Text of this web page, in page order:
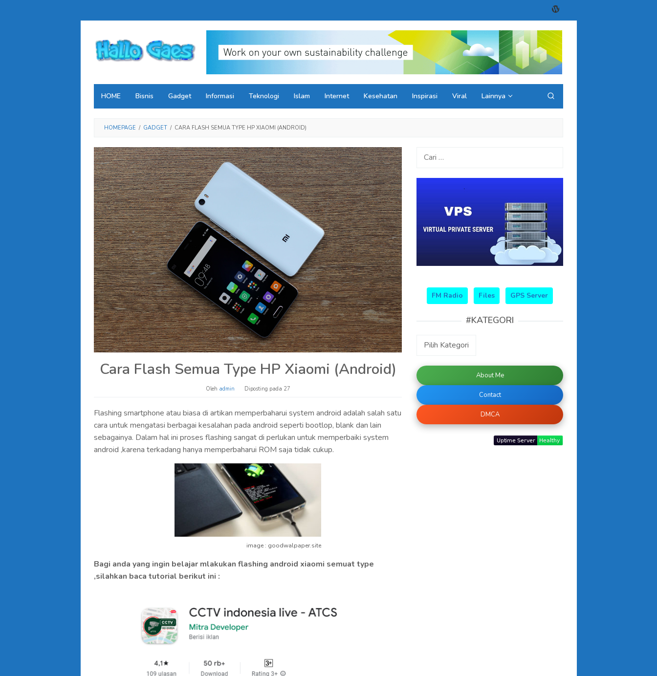
HOME Bisnis Gadget Informasi Teknologi Islam Internet Kesehatan Inspirasi Viral Lainnya
HOMEPAGE / GADGET / CARA FLASH SEMUA TYPE HP XIAOMI (ANDROID)
Cara Flash Semua Type HP Xiaomi (Android)
Oleh admin Diposting pada 27
Flashing smartphone atau biasa di artikan memperbaharui system android adalah salah satu
cara untuk mengatasi berbagai kesalahan pada android seperti bootlop, blank dan lain
sebagainya. Dalam hal ini proses flashing sangat di perlukan untuk memperbaiki system
android ,karena terkadang hanya memperbaharui ROM saja tidak cukup.
image : goodwalpaper.site
Bagi anda yang ingin belajar mlakukan flashing android xiaomi semuat type
,silahkan baca tutorial berikut ini :
Cari
FM Radio Files GPS Server
#KATEGORI
#KATEGORI
About Me
Contact
DMCA